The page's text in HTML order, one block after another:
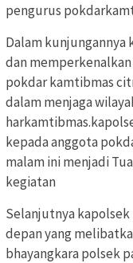
pengurus
Dalam kunjungannya
dan
pokdar kamtibmas
dalam menjaga
kepada anggota
malam ini menjadi
kegiatan
Selanjutnya kapolsek
depan yang
bhayangkara polsek